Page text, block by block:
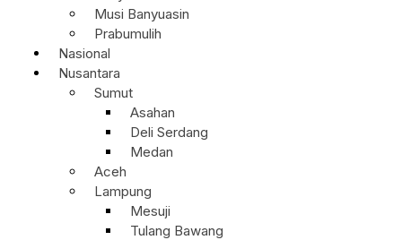
Musi Banyuasin
Prabumulih
Nasional
Nusantara
Sumut
Asahan
Deli Serdang
Medan
Aceh
Lampung
Mesuji
Tulang Bawang